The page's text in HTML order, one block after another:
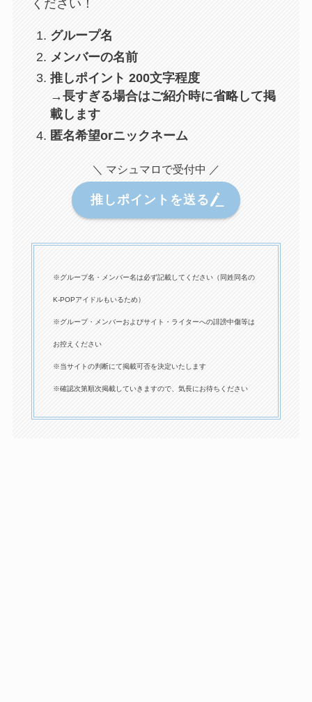
ください！
グループ名
メンバーの名前
推しポイント 200文字程度
→長すぎる場合はご紹介時に省略して掲
載します
匿名希望orニックネーム
＼ マシュマロで受付中 ／
推しポイントを送る
※グループ名・メンバー名は必ず記載してください（同姓同名の
K-POPアイドルもいるため）
※グループ・メンバーおよびサイト・ライターへの誹謗中傷等は
お控えください
※当サイトの判断にて掲載可否を決定いたします
※確認次第順次掲載していきますので、気長にお待ちください